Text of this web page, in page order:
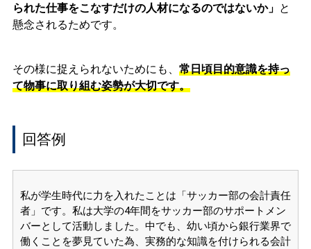
られた仕事をこなすだけの人材になるのではないか」 と
懸念されるためです。
その様に捉えられないためにも、 常日頃目的意識を持っ
て物事に取り組む姿勢が大切です。
回答例
私が学生時代に力を入れたことは「サッカー部の会計責任
者」です。私は大学の4年間をサッカー部のサポートメン
バーとして活動しました。中でも、幼い頃から銀行業界で
働くことを夢見ていた為、実務的な知識を付けられる会計